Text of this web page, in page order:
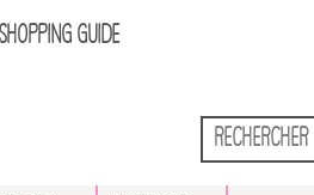
Shopping Guide